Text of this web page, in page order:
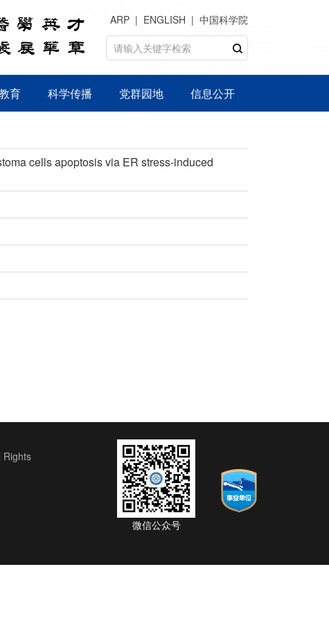
ARP ENGLISH 中国科学院
育 科学传播 党群园地 信息公开
cells apoptosis via ER stress-induced
Rights
微信公众号